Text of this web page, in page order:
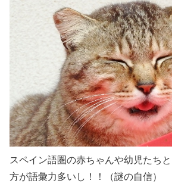
スペイン語圏の赤ちゃんや幼児たち
方が語彙力多いし！！（謎の自信）